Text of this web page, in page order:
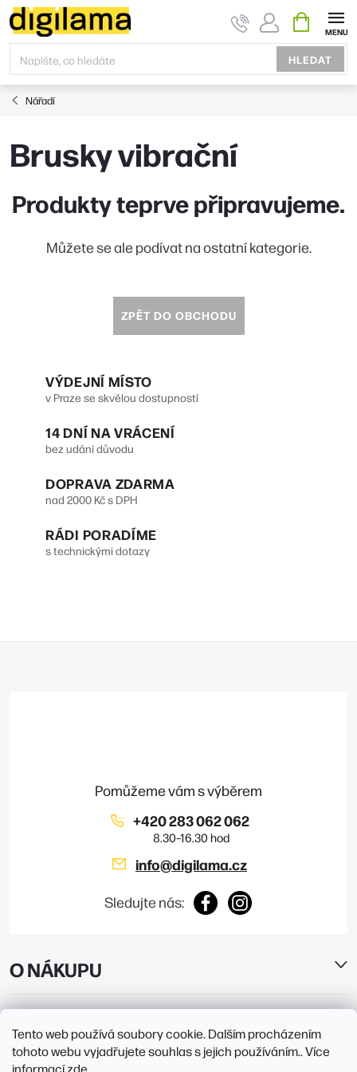
Tento web používá soubory cookie. Dalším procházením
tohoto webu vyjadřujete souhlas s jejich používáním.. Více
informacízde
Přejít
na
obsah
HLEDAT
KOŠÍK
Nářadí
Brusky vibrační
Produkty teprve připravujeme.
Můžete se ale podívat na ostatní kategorie.
ZPĚT DO OBCHODU
VÝDEJNÍ MÍSTO
v Praze se skvělou dostupností
14 DNÍ NA VRÁCENÍ
bez udání důvodu
DOPRAVA ZDARMA
nad 2000 Kč s DPH
RÁDI PORADÍME
s technickými dotazy
O NÁKUPU
info@digilama.cz
+420 283 062 062
Sledujte nás: